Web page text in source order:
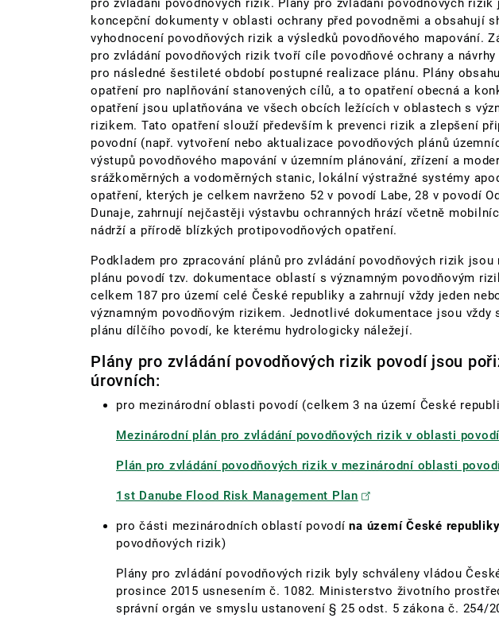
pro zvládání povodňových rizik. Plány pro zvládání povodňových
koncepční dokumenty v oblasti ochrany před povodněmi a obsahují
vyhodnocení povodňových rizik a výsledků povodňového mapování.
pro zvládání povodňových rizik tvoří cíle povodňové ochrany a
pro následné šestileté období postupné realizace plánu. Plány
opatření pro naplňování stanovených cílů, a to opatření obecná a
opatření jsou uplatňována ve všech obcích ležících v oblastech s
rizikem. Tato opatření slouží především k prevenci rizik a zlepšení
povodní (např. vytvoření nebo aktualizace povodňových plánů
výstupů povodňového mapování v územním plánování, zřízení a
srážkoměrných a vodoměrných stanic, lokální výstražné systémy
opatření, kterých je celkem navrženo 52 v povodí Labe, 28 v povodí
Dunaje, zahrnují nejčastěji výstavbu ochranných hrází včetně
nádrží a přírodě blízkých protipovodňových opatření.
Podkladem pro zpracování plánů pro zvládání povodňových rizik
plánu povodí tzv. dokumentace oblastí s významným povodňovým
celkem 187 pro území celé České republiky a zahrnují vždy jeden
významným povodňovým rizikem. Jednotlivé dokumentace jsou
plánu dílčího povodí, ke kterému hydrologicky náležejí.
Plány pro zvládání povodňových rizik povodí jsou
úrovních:
pro mezinárodní oblasti povodí (celkem 3 na území České
Mezinárodní plán pro zvládání povodňových rizik v oblasti
Plán pro zvládání povodňových rizik v mezinárodní oblasti
1st Danube Flood Risk Management Plan
pro části mezinárodních oblastí povodína území České republiky
povodňových rizik)
Plány pro zvládání povodňových rizik byly schváleny vládou
prosince 2015 usnesením č. 1082. Ministerstvo životního
správní orgán ve smyslu ustanovení § 25 odst. 5 zákona č. 254/